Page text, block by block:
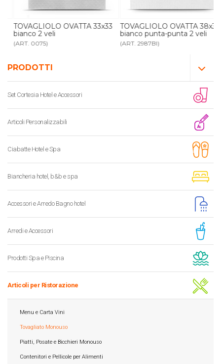
PRODOTTI
Set Cortesia Hotel e Accessori
Articoli Personalizzabili
Ciabatte Hotel e Spa
Biancheria hotel, b&b e spa
Accessori e Arredo Bagno hotel
Arredi e Accessori
Prodotti Spa e Piscina
Articoli per Ristorazione
Menu e Carta Vini
Tovagliato Monouso
Piatti, Posate e Bicchieri Monouso
Contenitori e Pellicole per Alimenti
TOVAGLIOLO OVATTA 33x33
bianco 2 veli
(ART. 0075)
TOVAGLIOLO OVATTA 38x38
bianco punta-punta 2 veli
(ART. 2987BI)